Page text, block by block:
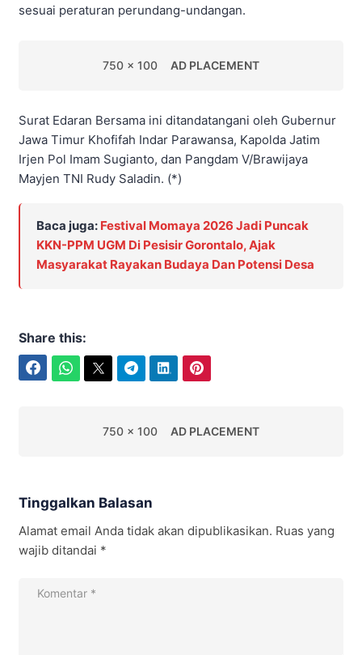
sesuai peraturan perundang-undangan.
750 x 100 AD PLACEMENT
Surat Edaran Bersama ini ditandatangani oleh Gubernur
Jawa Timur Khofifah Indar Parawansa, Kapolda Jatim
Irjen Pol Imam Sugianto, dan Pangdam V/Brawijaya
Mayjen TNI Rudy Saladin. (*)
Baca juga: Festival Momaya 2026 Jadi Puncak
KKN-PPM UGM Di Pesisir Gorontalo, Ajak
Masyarakat Rayakan Budaya Dan Potensi Desa
Share this:
750 x 100 AD PLACEMENT
Tinggalkan Balasan
Alamat email Anda tidak akan dipublikasikan. Ruas yang
wajib ditandai *